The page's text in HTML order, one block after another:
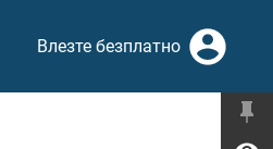
Влезте безплатно